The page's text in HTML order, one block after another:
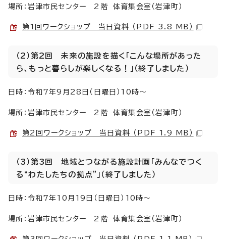
場所：岩津市民センター 2階 体育集会室（岩津町）
第1回ワークショップ 当日資料 （PDF 3.8 MB）
（2）第2回 未来の施設を描く「こんな場所があった
ら、もっと暮らしが楽しくなる！」（終了しました）
日時：令和7年9月28日（日曜日）10時～
場所：岩津市民センター 2階 体育集会室（岩津町）
第2回ワークショップ 当日資料 （PDF 1.9 MB）
（3）第3回 地域とつながる施設計画「みんなでつく
る“わたしたちの拠点”」（終了しました）
日時：令和7年10月19日（日曜日）10時～
場所：岩津市民センター 2階 体育集会室（岩津町）